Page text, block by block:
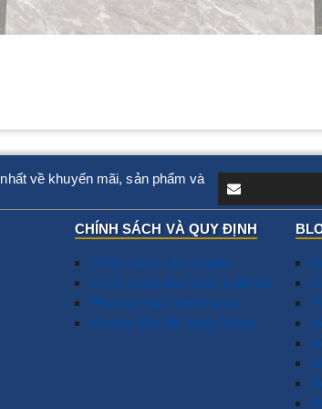
về khuyến mãi, sản phẩm và
CHÍNH SÁCH VÀ QUY ĐỊNH
Chính sách vận chuyển
Chính sách bảo hành & đổi trả
Phương thức thanh toán
Hướng dẫn đặt hàng Online